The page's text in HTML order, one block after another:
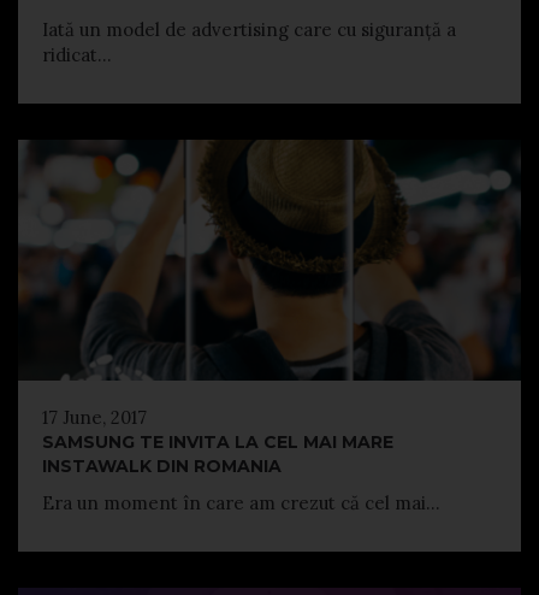
Iată un model de advertising care cu siguranță a
ridicat...
17 June, 2017
SAMSUNG TE INVITA LA CEL MAI MARE
INSTAWALK DIN ROMANIA
Era un moment în care am crezut că cel mai...